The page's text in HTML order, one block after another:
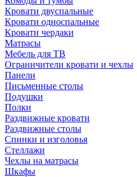
Кровати двуспальные
Кровати односпальные
Кровати чердаки
Матрасы
Мебель для ТВ
Ограничители кровати и чехлы
Панели
Письменные столы
Подушки
Полки
Раздвижные кровати
Раздвижные столы
Спинки и изголовья
Стеллажи
Чехлы на матрасы
Шкафы